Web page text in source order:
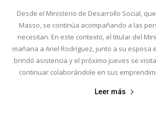
Desde el Ministerio de Desarrollo Social,
Masso, se continúa acompañando a las
necesitan. En este contexto, el titular del
mañana a Ariel Rodríguez, junto a su esposa
brindó asistencia y el próximo jueves se
continuar colaborándole en sus
Leer más